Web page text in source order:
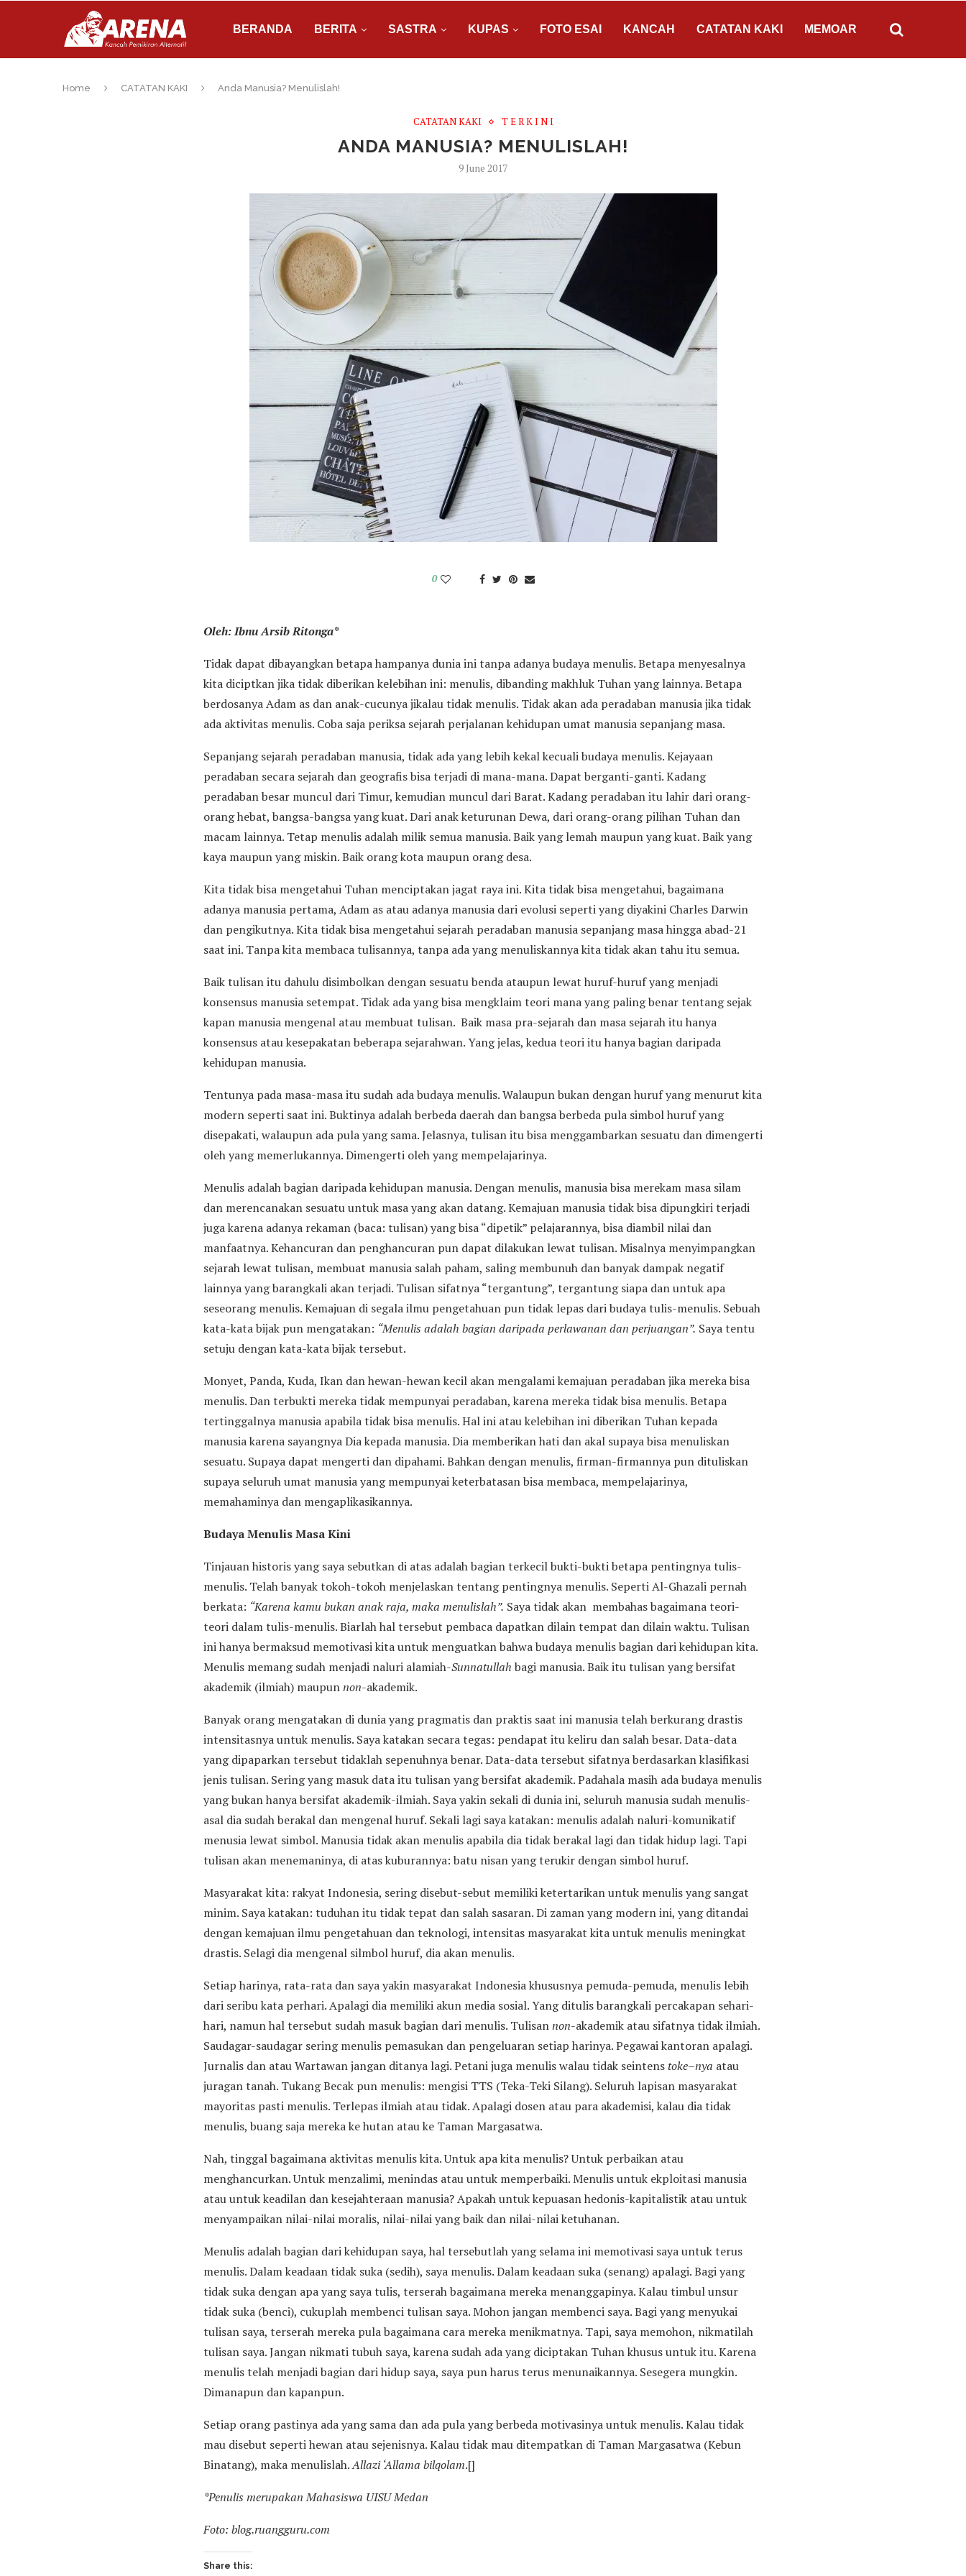
BERANDA BERITA SASTRA KUPAS FOTO ESAI KANCAH CATATAN KAKI MEMOAR
Home CATATAN KAKI Anda Manusia? Menulislah!
CATATAN KAKI T E R K I N I
ANDA MANUSIA? MENULISLAH!
9 June 2017
0
Oleh: Ibnu Arsib Ritonga*
Tidak dapat dibayangkan betapa hampanya dunia ini tanpa adanya budaya menulis. Betapa menyesalnya
kita diciptkan jika tidak diberikan kelebihan ini: menulis, dibanding makhluk Tuhan yang lainnya. Betapa
berdosanya Adam as dan anak-cucunya jikalau tidak menulis. Tidak akan ada peradaban manusia jika tidak
ada aktivitas menulis. Coba saja periksa sejarah perjalanan kehidupan umat manusia sepanjang masa.
Sepanjang sejarah peradaban manusia, tidak ada yang lebih kekal kecuali budaya menulis. Kejayaan
peradaban secara sejarah dan geografis bisa terjadi di mana-mana. Dapat berganti-ganti. Kadang
peradaban besar muncul dari Timur, kemudian muncul dari Barat. Kadang peradaban itu lahir dari orang-
orang hebat, bangsa-bangsa yang kuat. Dari anak keturunan Dewa, dari orang-orang pilihan Tuhan dan
macam lainnya. Tetap menulis adalah milik semua manusia. Baik yang lemah maupun yang kuat. Baik yang
kaya maupun yang miskin. Baik orang kota maupun orang desa.
Kita tidak bisa mengetahui Tuhan menciptakan jagat raya ini. Kita tidak bisa mengetahui, bagaimana
adanya manusia pertama, Adam as atau adanya manusia dari evolusi seperti yang diyakini Charles Darwin
dan pengikutnya. Kita tidak bisa mengetahui sejarah peradaban manusia sepanjang masa hingga abad-21
saat ini. Tanpa kita membaca tulisannya, tanpa ada yang menuliskannya kita tidak akan tahu itu semua.
Baik tulisan itu dahulu disimbolkan dengan sesuatu benda ataupun lewat huruf-huruf yang menjadi
konsensus manusia setempat. Tidak ada yang bisa mengklaim teori mana yang paling benar tentang sejak
kapan manusia mengenal atau membuat tulisan. Baik masa pra-sejarah dan masa sejarah itu hanya
konsensus atau kesepakatan beberapa sejarahwan. Yang jelas, kedua teori itu hanya bagian daripada
kehidupan manusia.
Tentunya pada masa-masa itu sudah ada budaya menulis. Walaupun bukan dengan huruf yang menurut kita
modern seperti saat ini. Buktinya adalah berbeda daerah dan bangsa berbeda pula simbol huruf yang
disepakati, walaupun ada pula yang sama. Jelasnya, tulisan itu bisa menggambarkan sesuatu dan dimengerti
oleh yang memerlukannya. Dimengerti oleh yang mempelajarinya.
Menulis adalah bagian daripada kehidupan manusia. Dengan menulis, manusia bisa merekam masa silam
dan merencanakan sesuatu untuk masa yang akan datang. Kemajuan manusia tidak bisa dipungkiri terjadi
juga karena adanya rekaman (baca: tulisan) yang bisa “dipetik” pelajarannya, bisa diambil nilai dan
manfaatnya. Kehancuran dan penghancuran pun dapat dilakukan lewat tulisan. Misalnya menyimpangkan
sejarah lewat tulisan, membuat manusia salah paham, saling membunuh dan banyak dampak negatif
lainnya yang barangkali akan terjadi. Tulisan sifatnya “tergantung”, tergantung siapa dan untuk apa
seseorang menulis. Kemajuan di segala ilmu pengetahuan pun tidak lepas dari budaya tulis-menulis. Sebuah
kata-kata bijak pun mengatakan: “Menulis adalah bagian daripada perlawanan dan perjuangan”. Saya tentu
setuju dengan kata-kata bijak tersebut.
Monyet, Panda, Kuda, Ikan dan hewan-hewan kecil akan mengalami kemajuan peradaban jika mereka bisa
menulis. Dan terbukti mereka tidak mempunyai peradaban, karena mereka tidak bisa menulis. Betapa
tertinggalnya manusia apabila tidak bisa menulis. Hal ini atau kelebihan ini diberikan Tuhan kepada
manusia karena sayangnya Dia kepada manusia. Dia memberikan hati dan akal supaya bisa menuliskan
sesuatu. Supaya dapat mengerti dan dipahami. Bahkan dengan menulis, firman-firmannya pun dituliskan
supaya seluruh umat manusia yang mempunyai keterbatasan bisa membaca, mempelajarinya,
memahaminya dan mengaplikasikannya.
Budaya Menulis Masa Kini
Tinjauan historis yang saya sebutkan di atas adalah bagian terkecil bukti-bukti betapa pentingnya tulis-
menulis. Telah banyak tokoh-tokoh menjelaskan tentang pentingnya menulis. Seperti Al-Ghazali pernah
berkata: “Karena kamu bukan anak raja, maka menulislah”. Saya tidak akan membahas bagaimana teori-
teori dalam tulis-menulis. Biarlah hal tersebut pembaca dapatkan dilain tempat dan dilain waktu. Tulisan
ini hanya bermaksud memotivasi kita untuk menguatkan bahwa budaya menulis bagian dari kehidupan kita.
Menulis memang sudah menjadi naluri alamiah-Sunnatullah bagi manusia. Baik itu tulisan yang bersifat
akademik (ilmiah) maupunnon-akademik.
Banyak orang mengatakan di dunia yang pragmatis dan praktis saat ini manusia telah berkurang drastis
intensitasnya untuk menulis. Saya katakan secara tegas: pendapat itu keliru dan salah besar. Data-data
yang dipaparkan tersebut tidaklah sepenuhnya benar. Data-data tersebut sifatnya berdasarkan klasifikasi
jenis tulisan. Sering yang masuk data itu tulisan yang bersifat akademik. Padahala masih ada budaya menulis
yang bukan hanya bersifat akademik-ilmiah. Saya yakin sekali di dunia ini, seluruh manusia sudah menulis-
asal dia sudah berakal dan mengenal huruf. Sekali lagi saya katakan: menulis adalah naluri-komunikatif
menusia lewat simbol. Manusia tidak akan menulis apabila dia tidak berakal lagi dan tidak hidup lagi. Tapi
tulisan akan menemaninya, di atas kuburannya: batu nisan yang terukir dengan simbol huruf.
Masyarakat kita: rakyat Indonesia, sering disebut-sebut memiliki ketertarikan untuk menulis yang sangat
minim. Saya katakan: tuduhan itu tidak tepat dan salah sasaran. Di zaman yang modern ini, yang ditandai
dengan kemajuan ilmu pengetahuan dan teknologi, intensitas masyarakat kita untuk menulis meningkat
drastis. Selagi dia mengenal silmbol huruf, dia akan menulis.
Setiap harinya, rata-rata dan saya yakin masyarakat Indonesia khususnya pemuda-pemuda, menulis lebih
dari seribu kata perhari. Apalagi dia memiliki akun media sosial. Yang ditulis barangkali percakapan sehari-
hari, namun hal tersebut sudah masuk bagian dari menulis. Tulisannon-akademik atau sifatnya tidak ilmiah.
Saudagar-saudagar sering menulis pemasukan dan pengeluaran setiap harinya. Pegawai kantoran apalagi.
Jurnalis dan atau Wartawan jangan ditanya lagi. Petani juga menulis walau tidak seintens toke–nya atau
juragan tanah. Tukang Becak pun menulis: mengisi TTS (Teka-Teki Silang). Seluruh lapisan masyarakat
mayoritas pasti menulis. Terlepas ilmiah atau tidak. Apalagi dosen atau para akademisi, kalau dia tidak
menulis, buang saja mereka ke hutan atau ke Taman Margasatwa.
Nah, tinggal bagaimana aktivitas menulis kita. Untuk apa kita menulis? Untuk perbaikan atau
menghancurkan. Untuk menzalimi, menindas atau untuk memperbaiki. Menulis untuk ekploitasi manusia
atau untuk keadilan dan kesejahteraan manusia? Apakah untuk kepuasan hedonis-kapitalistik atau untuk
menyampaikan nilai-nilai moralis, nilai-nilai yang baik dan nilai-nilai ketuhanan.
Menulis adalah bagian dari kehidupan saya, hal tersebutlah yang selama ini memotivasi saya untuk terus
menulis. Dalam keadaan tidak suka (sedih), saya menulis. Dalam keadaan suka (senang) apalagi. Bagi yang
tidak suka dengan apa yang saya tulis, terserah bagaimana mereka menanggapinya. Kalau timbul unsur
tidak suka (benci), cukuplah membenci tulisan saya. Mohon jangan membenci saya. Bagi yang menyukai
tulisan saya, terserah mereka pula bagaimana cara mereka menikmatnya. Tapi, saya memohon, nikmatilah
tulisan saya. Jangan nikmati tubuh saya, karena sudah ada yang diciptakan Tuhan khusus untuk itu. Karena
menulis telah menjadi bagian dari hidup saya, saya pun harus terus menunaikannya. Sesegera mungkin.
Dimanapun dan kapanpun.
Setiap orang pastinya ada yang sama dan ada pula yang berbeda motivasinya untuk menulis. Kalau tidak
mau disebut seperti hewan atau sejenisnya. Kalau tidak mau ditempatkan di Taman Margasatwa (Kebun
Binatang), maka menulislah.Allazi ‘Allama bilqolam.[]
*Penulis merupakan Mahasiswa UISU Medan
Foto: blog.ruangguru.com
Share this: